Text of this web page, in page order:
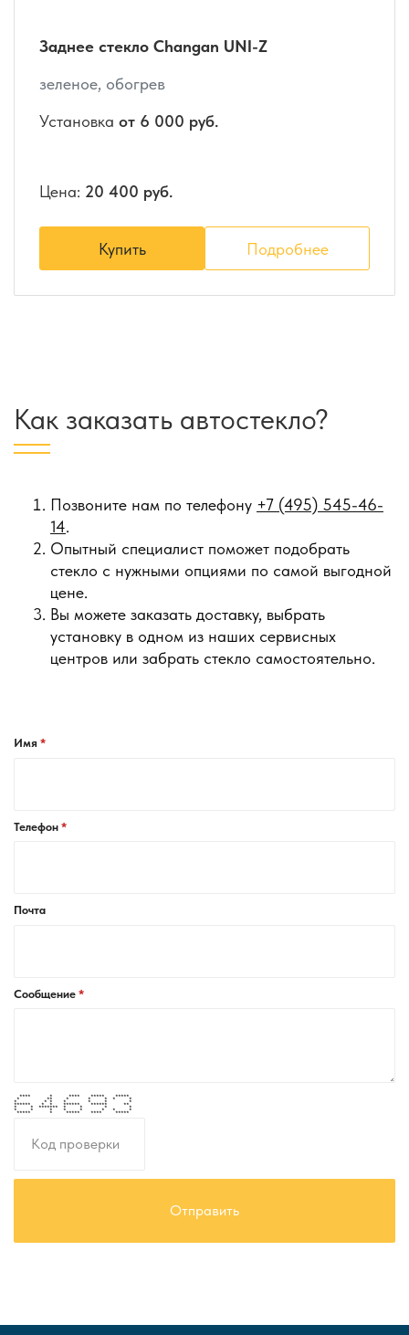
Заднее стекло Changan UNI-Z
зеленое, обогрев
Установка от 6 000 руб.
Цена: 20 400 руб.
Купить Подробнее
Как заказать автостекло?
Позвоните нам по телефону +7 (495) 545-46-
14.
Опытный специалист поможет подобрать
стекло с нужными опциями по самой выгодной
цене.
Вы можете заказать доставку, выбрать
установку в одном из наших сервисных
центров или забрать стекло самостоятельно.
Имя
Телефон
Почта
Сообщение
**** * **** ***** *****
* ** * * * * *
* * * * * * *
****** * * ****** ****** **
* * ******* * * * *
* * * * * * * *
***** * ***** **** *****